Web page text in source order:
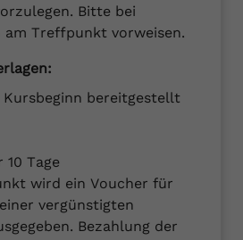
Bitte bei
am Treffpunkt vorweisen.
Kursbeginn bereitgestellt
10 Tage
wird ein Voucher für
vergünstigten
Bezahlung der